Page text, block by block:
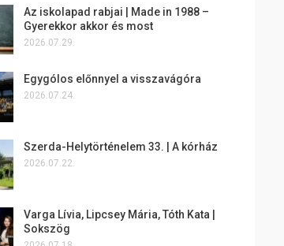
Az iskolapad rabjai | Made in 1988 –
Gyerekkor akkor és most
2026.07.29.
Egygólos előnnyel a visszavágóra
2026.07.24.
Szerda-Helytörténelem 33. | A kórház
2026.07.22.
Varga Lívia, Lipcsey Mária, Tóth Kata |
Sokszög